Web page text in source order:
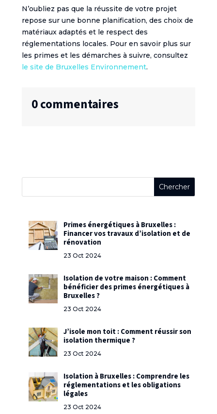
N’oubliez pas que la réussite de votre projet
repose sur une bonne planification, des choix de
matériaux adaptés et le respect des
réglementations locales. Pour en savoir plus sur
les primes et les démarches à suivre, consultez
le site de Bruxelles Environnement.
0 commentaires
Primes énergétiques à Bruxelles :
Financer vos travaux d’isolation et de
rénovation
23 Oct 2024
Isolation de votre maison : Comment
bénéficier des primes énergétiques à
Bruxelles ?
23 Oct 2024
J’isole mon toit : Comment réussir son
isolation thermique ?
23 Oct 2024
Isolation à Bruxelles : Comprendre les
réglementations et les obligations
légales
23 Oct 2024